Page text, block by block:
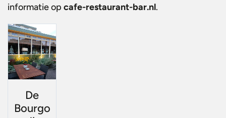
informatie op cafe-restaurant-bar.nl.
De
Bourgo